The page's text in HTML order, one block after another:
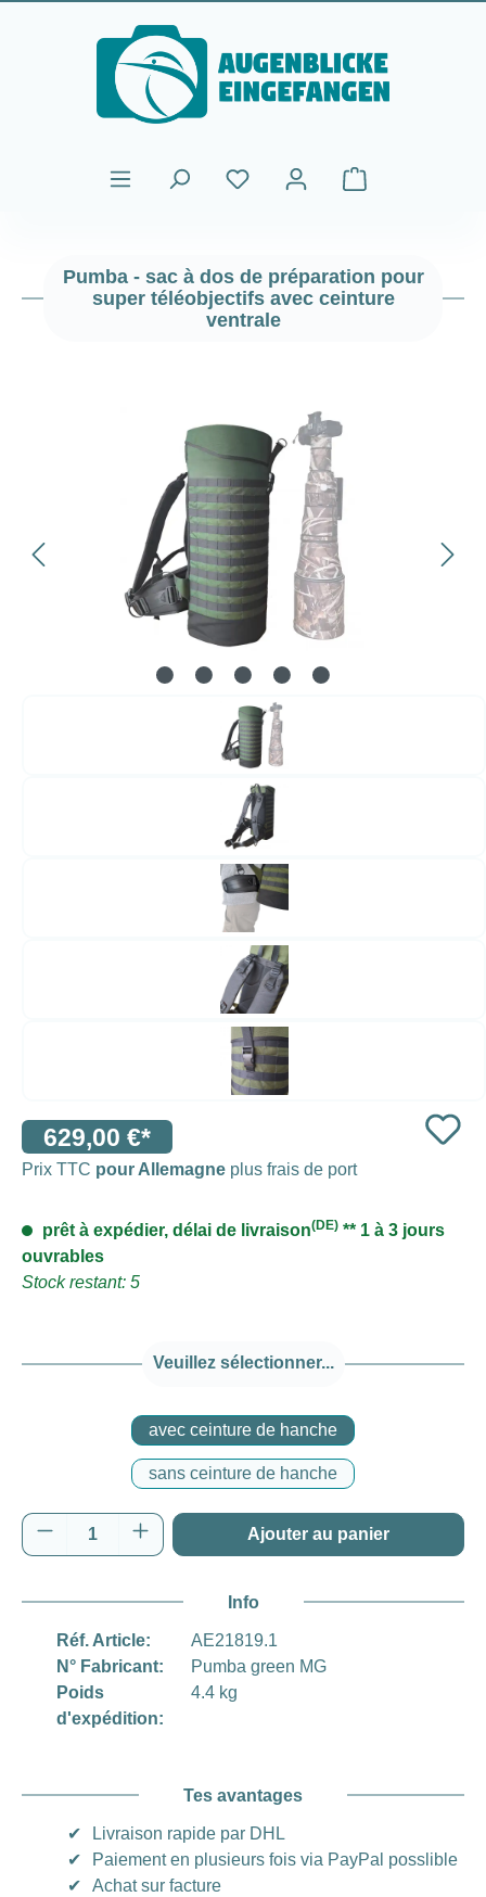
Passer au contenu principal
Le panier
Pumba - sac à dos de préparation pour
super téléobjectifs avec ceinture
ventrale
629,00 €*
Prix TTC pour Allemagne plus frais de port
prêt à expédier, délai de livraison(DE) ** 1 à 3 jours
ouvrables
Stock restant: 5
Veuillez sélectionner...
avec ceinture de hanche
sans ceinture de hanche
Quantité de produit : Entrez la quantité
Ajouter au panier
Info
Réf. Article:
AE21819.1
N° Fabricant:
Pumba green MG
Poids
d'expédition:
4.4 kg
Tes avantages
✔
Livraison rapide par DHL
✔
Paiement en plusieurs fois via PayPal posslible
✔
Achat sur facture